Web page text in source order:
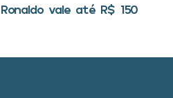
vale até R$ 150